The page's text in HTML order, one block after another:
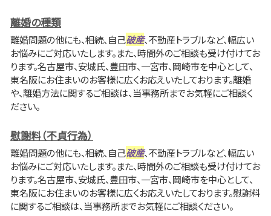
離婚の種類
離婚問題の他にも、相続、自己破産、不動産トラブルなど、幅広い
お悩みにご対応いたします。また、時間外のご相談も受け付けてお
ります。名古屋市、安城氏、豊田市、一宮市、岡崎市を中心として、
東名阪にお住まいのお客様に広くお応えいたしております。離婚
や、離婚方法に関するご相談は、当事務所までお気軽にご相談く
ださい。
慰謝料（不貞行為）
離婚問題の他にも、相続、自己破産、不動産トラブルなど、幅広い
お悩みにご対応いたします。また、時間外のご相談も受け付けてお
ります。名古屋市、安城氏、豊田市、一宮市、岡崎市を中心として、
東名阪にお住まいのお客様に広くお応えいたしております。慰謝料
に関するご相談は、当事務所までお気軽にご相談ください。